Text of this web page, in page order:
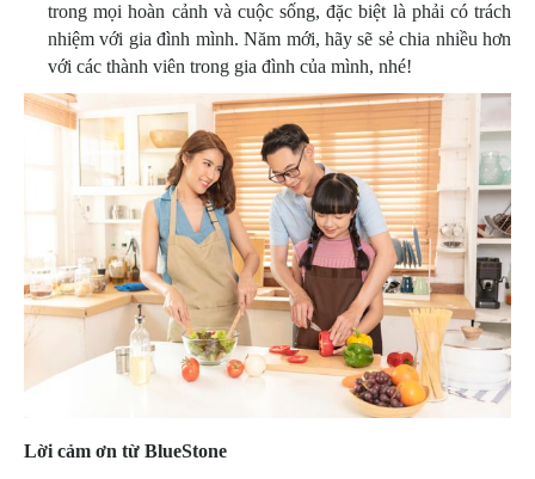
trong mọi hoàn cảnh và cuộc sống, đặc biệt là phải có trách
nhiệm với gia đình mình. Năm mới, hãy sẽ sẻ chia nhiều hơn
với các thành viên trong gia đình của mình, nhé!
Lời cảm ơn từ BlueStone